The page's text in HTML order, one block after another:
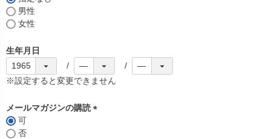
男性
女性
生年月日
※設定すると変更できません
メールマガジンの購読
可
否